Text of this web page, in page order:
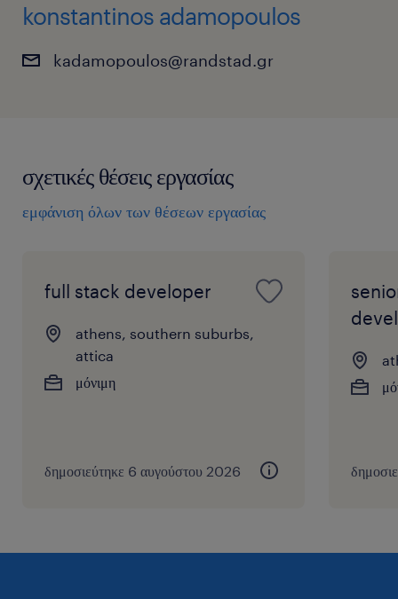
konstantinos adamopoulos
kadamopoulos@randstad.gr
σχετικές θέσεις εργασίας
εμφάνιση όλων των θέσεων εργασίας
full stack developer
athens, southern suburbs,
attica
μόνιμη
δημοσιεύτηκε 6 αυγούστου 2026